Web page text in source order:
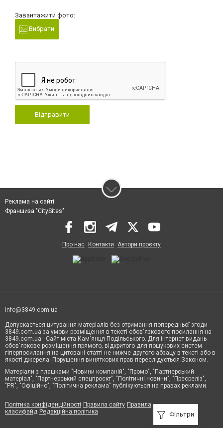
Завантажити фото:
Вибрати
Відправити
Фільтри
Реклама на сайті
Франшиза "CitySites"
Про нас Контакти Автори проєкту
info@3849.com.ua
Допускається цитування матеріалів без отримання попередньої згоди
3849.com.ua за умови розміщення в тексті обов'язкового посилання на
3849.com.ua - Сайт міста Кам'янця-Подільського. Для інтернет-видань
обов'язкове розміщення прямого, відкритого для пошукових систем
гіперпосилання на цитовані статті не нижче другого абзацу в тексті або в
якості джерела. Порушення виняткових прав переслідується Законом.
Матеріали з плашками "Новини компаній", "Промо", "Партнерський
матеріал", "Партнерський спецпроєкт", "Політичні новини", "Пресреліз",
"PR", "Офіційно", "Політична реклама" публікуються на правах реклами.
Політика конфіденційності Правила сайту Правила
класифайд Редакційна політика